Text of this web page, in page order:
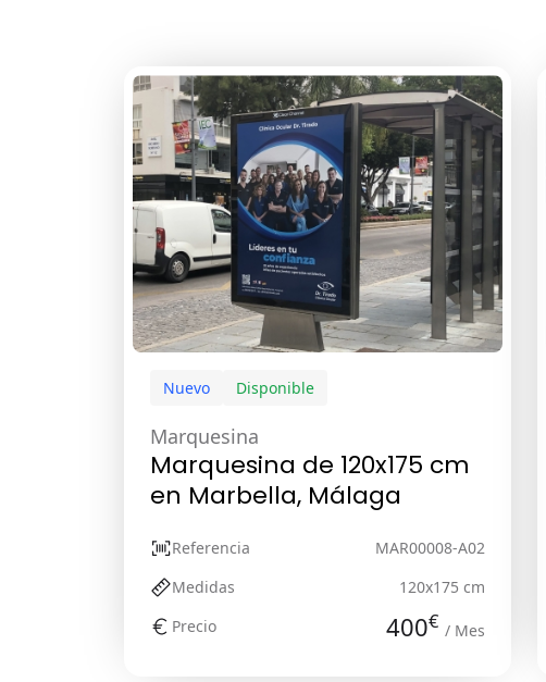
Nuevo Disponible
Marquesina
Marquesina de 120x175 cm
en Marbella, Málaga
Referencia
MAR00008-A02
Medidas
120x175 cm
Precio
400€ / Mes